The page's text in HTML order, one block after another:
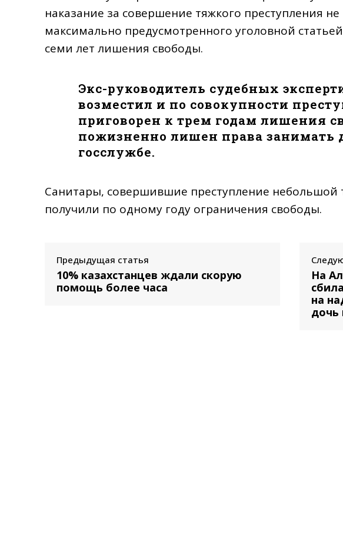
наказание за совершение тяжкого преступления
максимально предусмотренного уголовной
семи лет лишения свободы.
Экс-руководитель судебных
возместил и по совокупности
приговорен к трем годам лишения
пожизненно лишен права занимать
госслужбе.
Санитары, совершившие преступление
получили по одному году ограничения свободы.
Предыдущая статья
10% казахстанцев ждали скорую
помощь более часа
На
на
дочь